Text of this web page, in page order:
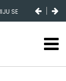
BITI
SNOSITI